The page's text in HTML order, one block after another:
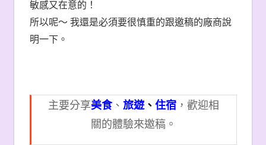
敏感又在意的！
所以呢～ 我還是必須要很慎重的跟邀稿的廠商說
明一下。
主要分享美食、 旅遊 、 住宿 ，歡迎相
關的體驗來邀稿。